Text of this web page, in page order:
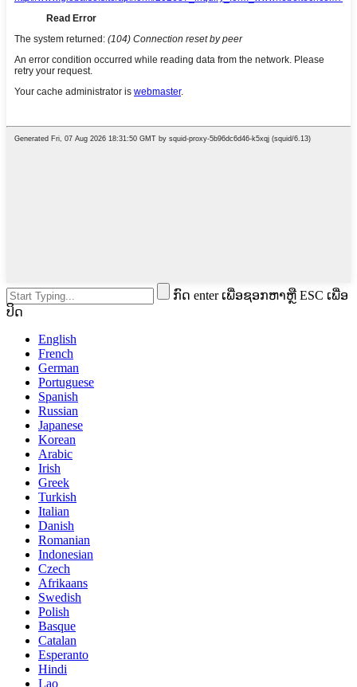
ກົດ enter ເພື່ອຊອກຫາຫຼື ESC ເພື່ອ
ປິດ
English
French
German
Portuguese
Spanish
Russian
Japanese
Korean
Arabic
Irish
Greek
Turkish
Italian
Danish
Romanian
Indonesian
Czech
Afrikaans
Swedish
Polish
Basque
Catalan
Esperanto
Hindi
Lao